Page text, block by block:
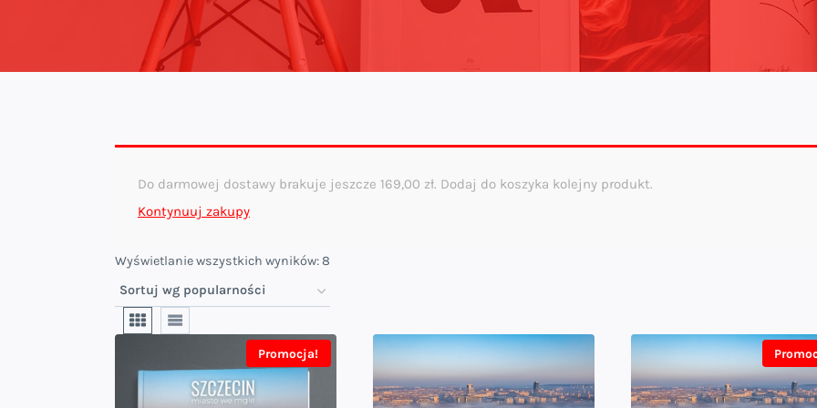
Do darmowej dostawy brakuje jeszcze 169,00 zł. Dodaj do koszyka kolejny produkt.
Kontynuuj zakupy
Wyświetlanie wszystkich wyników: 8
Promocja!